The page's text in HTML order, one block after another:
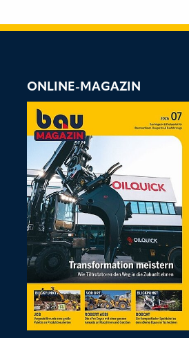
ONLINE-MAGAZIN